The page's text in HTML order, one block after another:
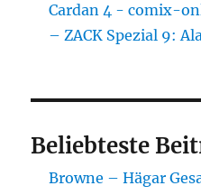
Cardan 4 - comix-
– ZACK Spezial 9:
Beliebteste
Browne – Hägar